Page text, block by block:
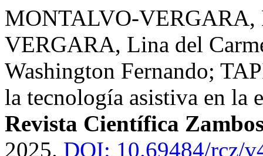
MONTALVO-
VERGARA, Lina del
Washington Fernando;
la tecnología asistiva en la
Revista Científica
2025. DOI: 10.69484/rcz/